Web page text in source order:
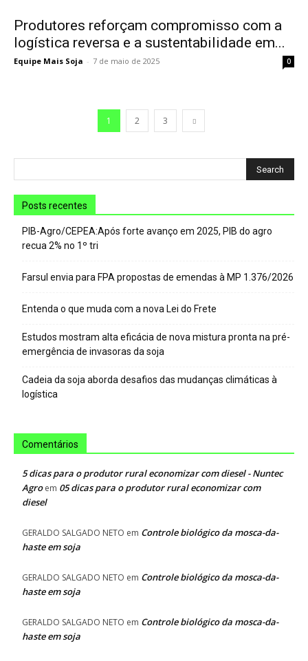
Produtores reforçam compromisso com a
logística reversa e a sustentabilidade em...
Equipe Mais Soja - 7 de maio de 2025 0
1 2 3
Posts recentes
PIB-Agro/CEPEA:Após forte avanço em 2025, PIB do agro
recua 2% no 1º tri
Farsul envia para FPA propostas de emendas à MP 1.376/2026
Entenda o que muda com a nova Lei do Frete
Estudos mostram alta eficácia de nova mistura pronta na pré-
emergência de invasoras da soja
Cadeia da soja aborda desafios das mudanças climáticas à
logística
Comentários
5 dicas para o produtor rural economizar com diesel - Nuntec
Agroem 05 dicas para o produtor rural economizar com
diesel
GERALDO SALGADO NETO em Controle biológico da mosca-da-
haste em soja
GERALDO SALGADO NETO em Controle biológico da mosca-da-
haste em soja
GERALDO SALGADO NETO em Controle biológico da mosca-da-
haste em soja